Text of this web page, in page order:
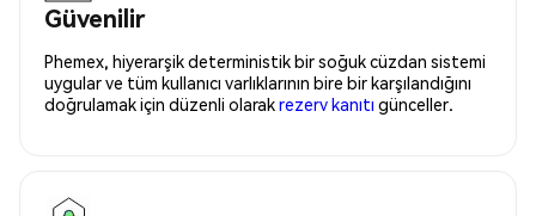
Güvenilir
Phemex, hiyerarşik deterministik bir soğuk cüzdan sistemi
uygular ve tüm kullanıcı varlıklarının bire bir karşılandığını
doğrulamak için düzenli olarakrezerv kanıtı günceller.